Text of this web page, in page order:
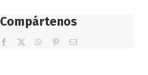
Compártenos
Facebook WhatsApp
PinterestCorreo